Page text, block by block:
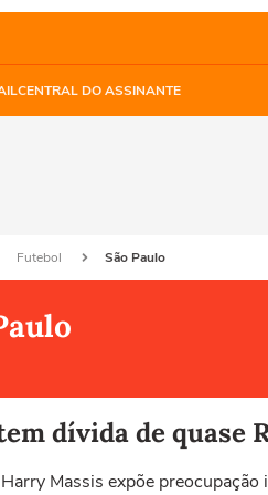
CENTRAL DO ASSINANTE
Futebol São Paulo
dívida de
Massis expõe